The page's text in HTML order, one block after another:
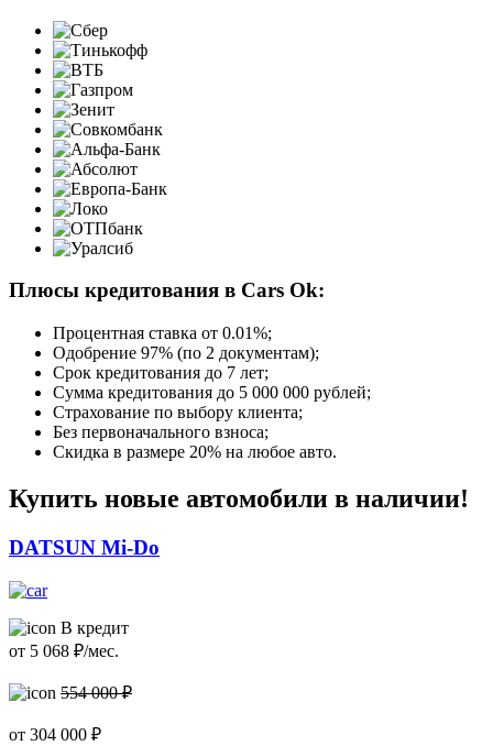
Плюсы кредитования в Cars Ok:
Процентная ставка от 0.01%;
Одобрение 97% (по 2 документам);
Срок кредитования до 7 лет;
Сумма кредитования до 5 000 000 рублей;
Страхование по выбору клиента;
Без первоначального взноса;
Скидка в размере 20% на любое авто.
Купить новые автомобили в наличии!
DATSUN Mi-Do
В кредит
от 5 068 ₽/мес.
554 000 ₽
от 304 000 ₽